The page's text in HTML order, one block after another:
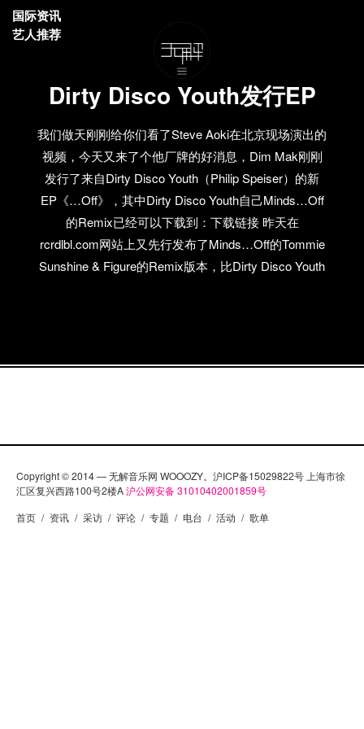
Dirty Disco Youth发行EP
我们做天刚刚给你们看了Steve Aoki在北京现场演出的
视频，今天又来了个他厂牌的好消息，Dim Mak刚刚
发行了来自Dirty Disco Youth（Philip Speiser）的新
EP《…Off》，其中Dirty Disco Youth自己Minds…Off
的Remix已经可以下载到：下载链接 昨天在
rcrdlbl.com网站上又先行发布了Minds…Off的Tommie
Sunshine & Figure的Remix版本，比Dirty Disco Youth
国际资讯
艺人推荐
Copyright © 2014 — 无解音乐网 WOOOZY。沪ICP备15029822号 上海市徐
汇区复兴西路100号2楼A沪公网安备 31010402001859号
首页 / 资讯 / 采访 / 评论 / 专题 / 电台 / 活动 / 歌单